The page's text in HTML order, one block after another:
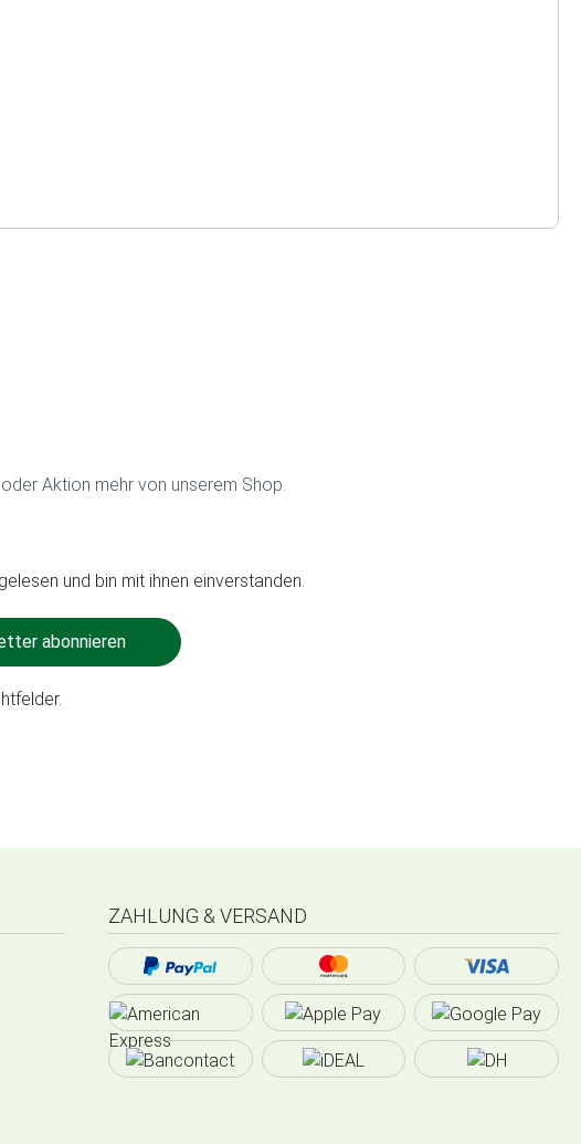
Aktion mehr von unserem Shop.
gelesen und bin mit ihnen einverstanden.
abonnieren
ZAHLUNG & VERSAND